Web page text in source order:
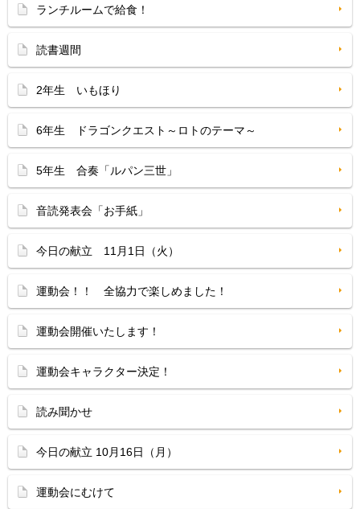
ランチルームで給食！
読書週間
2年生 いもほり
6年生 ドラゴンクエスト～ロトのテーマ～
5年生 合奏「ルパン三世」
音読発表会「お手紙」
今日の献立 11月1日（火）
運動会！！ 全協力で楽しめました！
運動会開催いたします！
運動会キャラクター決定！
読み聞かせ
今日の献立 10月16日（月）
運動会にむけて